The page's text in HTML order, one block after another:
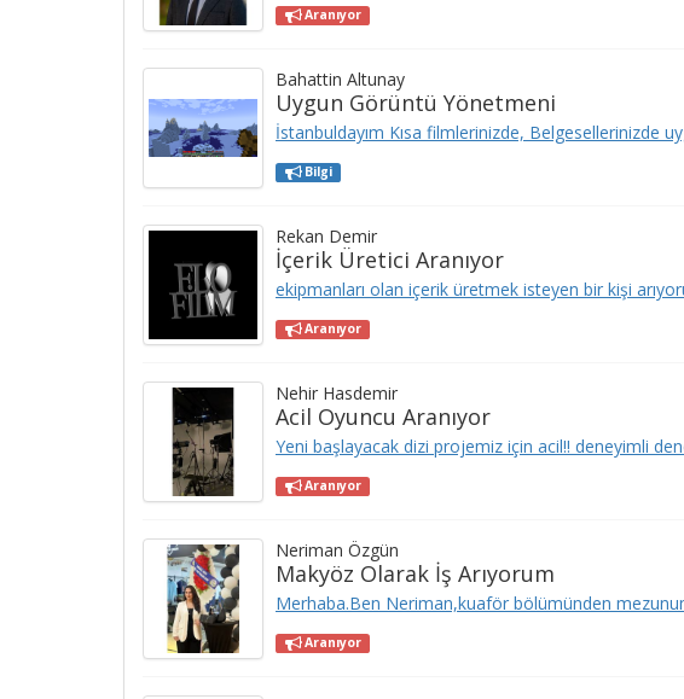
Aranıyor
Bahattin Altunay
Uygun Görüntü Yönetmeni
İstanbuldayım Kısa filmlerinizde, Belgesellerinizde
Bilgi
Rekan Demir
İçerik Üretici Aranıyor
ekipmanları olan içerik üretmek isteyen bir kişi
Aranıyor
Nehir Hasdemir
Acil Oyuncu Aranıyor
Yeni başlayacak dizi projemiz için acil!! deneyimli
Aranıyor
Neriman Özgün
Makyöz Olarak İş Arıyorum
Merhaba.Ben Neriman,kuaför bölümünden
Aranıyor